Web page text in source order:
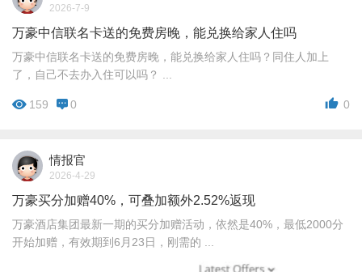
2026-7-9
万豪中信联名卡送的免费房晚，能兑换给家人住吗
万豪中信联名卡送的免费房晚，能兑换给家人住吗？同住人加上
了，自己不去办入住可以吗？ ...
159 0 0
情报官
2026-4-29
万豪买分加赠40%，可叠加额外2.52%返现
万豪酒店集团最新一期的买分加赠活动，依然是40%，最低2000分
开始加赠，有效期到6月23日，刚需的 ...